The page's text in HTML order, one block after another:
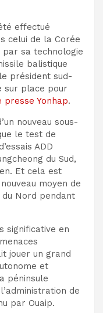
effectué
celui de la Corée
sa technologie
balistique
président sud-
sur place pour
presse Yonhap.
nouveau sous-
le test de
ADD
du Sud,
Et cela est
moyen de
Nord pendant
significative en
jouer un grand
et
péninsule
de
par Ouaip.